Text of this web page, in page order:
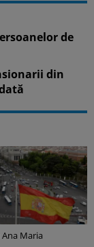
de
din
Maria